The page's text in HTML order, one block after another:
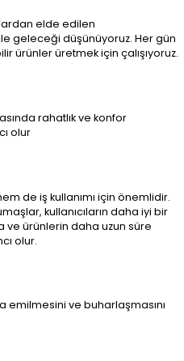
elde edilen
geleceği düşünüyoruz. Her gün
ürünler üretmek için çalışıyoruz.
rahatlık ve konfor
olur
de iş kullanımı için önemlidir.
kullanıcıların daha iyi bir
ve ürünlerin daha uzun süre
olur.
emilmesini ve buharlaşmasını